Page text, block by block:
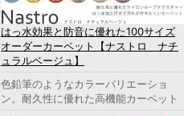
はっ水効果と防音に優れた100サイズ
オーダーカーペット【ナストロ ナチ
ュラルベージュ】
色鉛筆のようなカラーバリエーショ
ン。耐久性に優れた高機能カーペット